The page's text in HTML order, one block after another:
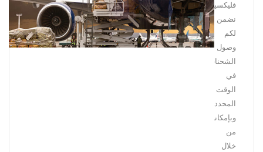
فليكسيجيستيك،
نضمن
لكم
وصول
الشحنات
في
الوقت
المحدد
وبإمكاننا
من
خلال